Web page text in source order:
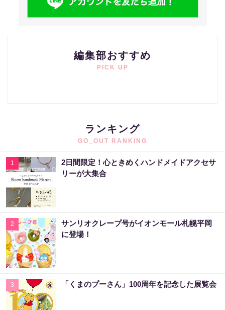
編集部おすすめ
PICK UP
ランキング
GO_OUT RANKING
1
2日間限定！心ときめくハンドメイドアクセサ
リーが大集合
2
サンリオクレープ号がイオンモール札幌平岡
に登場！
3 「くまのプーさん」100周年を記念した展覧会